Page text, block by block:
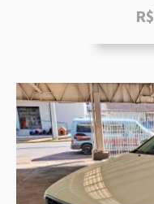
R$